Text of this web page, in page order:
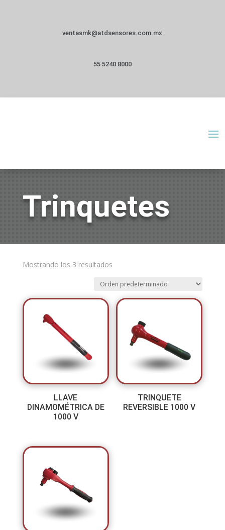
ventasmk@atdsensores.com.mx
55 5240 8000
Trinquetes
Mostrando los 3 resultados
LLAVE
DINAMOMÉTRICA DE
1000 V
TRINQUETE
REVERSIBLE 1000 V